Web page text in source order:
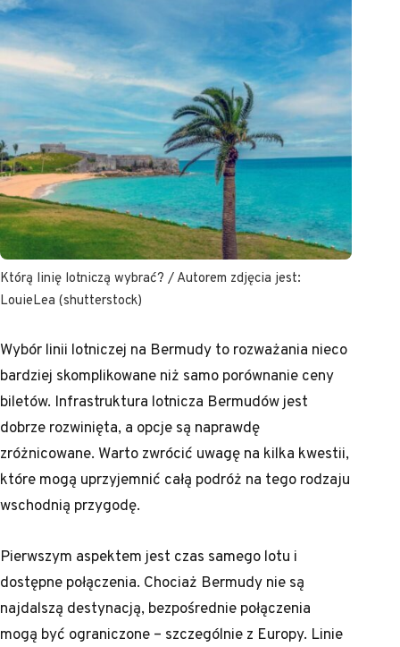
Którą linię lotniczą wybrać? / Autorem zdjęcia jest:
LouieLea (shutterstock)
Wybór linii lotniczej na Bermudy to rozważania nieco
bardziej skomplikowane niż samo porównanie ceny
biletów. Infrastruktura lotnicza Bermudów jest
dobrze rozwinięta, a opcje są naprawdę
zróżnicowane. Warto zwrócić uwagę na kilka kwestii,
które mogą uprzyjemnić całą podróż na tego rodzaju
wschodnią przygodę.
Pierwszym aspektem jest czas samego lotu i
dostępne połączenia. Chociaż Bermudy nie są
najdalszą destynacją, bezpośrednie połączenia
mogą być ograniczone – szczególnie z Europy. Linie